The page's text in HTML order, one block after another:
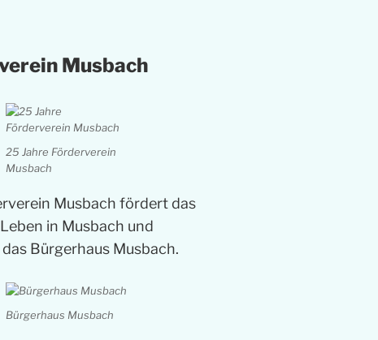
Musbach
25 Jahre Förderverein
Musbach
Musbach fördert das
in Musbach und
Bürgerhaus Musbach.
Bürgerhaus Musbach